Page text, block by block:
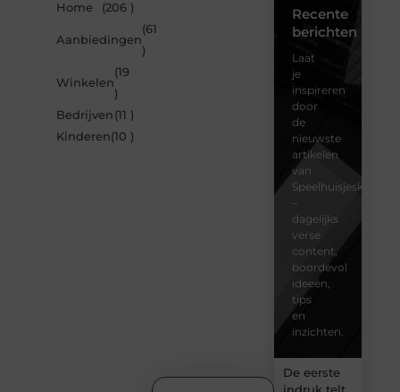
Home (206 )
Aanbiedingen
(61
)
Winkelen
(19
)
Bedrijven (11 )
Kinderen(10 )
Recente
berichten
Laat
je
inspireren
door
de
nieuwste
artikelen
van
Speelhuisjeskeuze.nl
–
dagelijks
verse
content,
boordevol
ideeën,
tips
en
inzichten.
De eerste